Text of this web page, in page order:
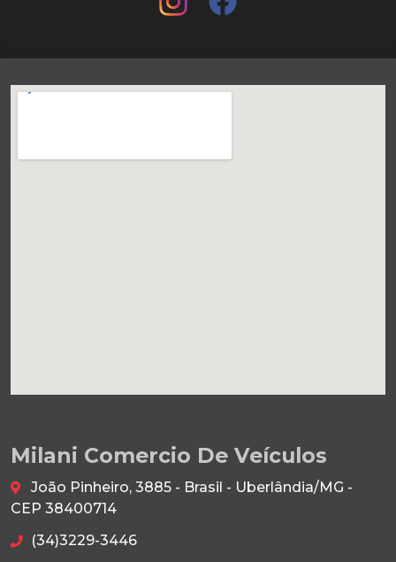
Milani Comercio De Veículos
João Pinheiro, 3885 - Brasil - Uberlândia/MG -
CEP 38400714
(34)3229-3446